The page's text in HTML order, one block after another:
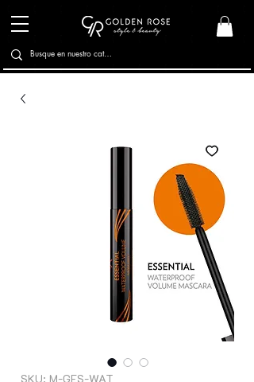
SKU: M-GES-WAT